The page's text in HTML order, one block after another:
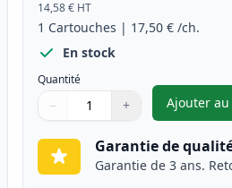
14,58 € HT
1 Cartouches | 17,50 € /ch.
En stock
Quantité
Quantité
Utilisez les boutons pour ajuster
− +
Quantité
Ajouter ,
Garantie de
Garantie de 3 ans.